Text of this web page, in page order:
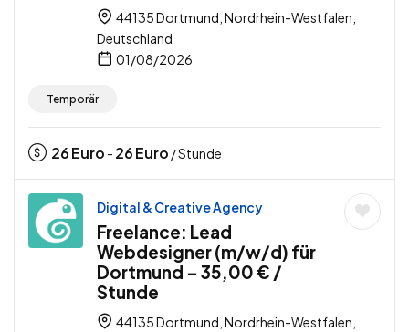
44135 Dortmund, Nordrhein-Westfalen,
Deutschland
01/08/2026
Temporär
26Euro - 26Euro / Stunde
Digital & Creative Agency
Freelance: Lead
Webdesigner (m/w/d) für
Dortmund – 35,00 € /
Stunde
44135 Dortmund, Nordrhein-Westfalen,